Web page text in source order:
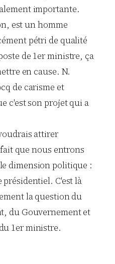
importante.
est un homme
pétri de qualité
de 1er ministre, ça
en cause. N.
de carisme et
c'est son projet qui a
attirer
que nous entrons
dimension politique :
C'est là
la question du
du Gouvernement et
1er ministre.